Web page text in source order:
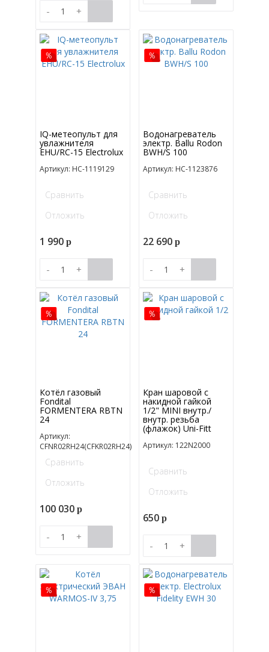
- +
IQ-метеопульт для
увлажнителя
EHU/RC-15 Electrolux
Артикул: НС-1119129
Сравнить
Отложить
1 990p
- +
Водонагреватель
электр. Ballu Rodon
BWH/S 100
Артикул: НС-1123876
Сравнить
Отложить
22 690p
- +
Котёл газовый
Fondital
FORMENTERA RBTN
24
Артикул:
CFNR02RH24(CFKR02RH24)
Сравнить
Отложить
100 030p
- +
Кран шаровой с
накидной гайкой
1/2" MINI внутр./
внутр. резьба
(флажок) Uni-Fitt
Артикул: 122N2000
Сравнить
Отложить
650p
- +